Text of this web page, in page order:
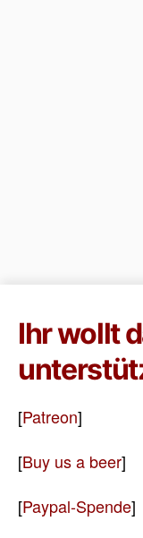
Ihr wollt
[Patreon]
[Buy us a beer]
[Paypal-Spende]